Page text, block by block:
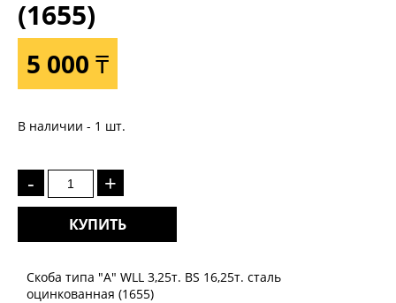
(1655)
5 000 ₸
В наличии - 1 шт.
- +
КУПИТЬ
Скоба типа "А" WLL 3,25т. BS 16,25т. сталь
оцинкованная (1655)